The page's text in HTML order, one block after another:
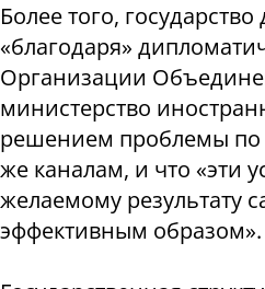
Более того,
«благодаря»
Организации
министерство
решением проблемы по
же каналам, и что «эти
желаемому результату
эффективным образом».